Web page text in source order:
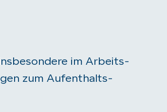
im Arbeits-
zum Aufenthalts-